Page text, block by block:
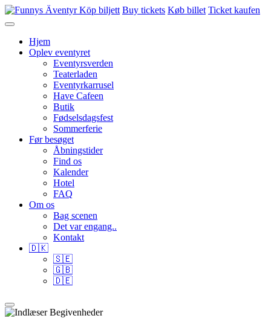
Köp biljett Buy tickets Køb billet Ticket kaufen
Hjem
Oplev eventyret
Eventyrsverden
Teaterladen
Eventyrkarrusel
Have Cafeen
Butik
Fødselsdagsfest
Sommerferie
Før besøget
Åbningstider
Find os
Kalender
Hotel
FAQ
Om os
Bag scenen
Det var engang..
Kontakt
🇩🇰
🇸🇪
🇬🇧
🇩🇪